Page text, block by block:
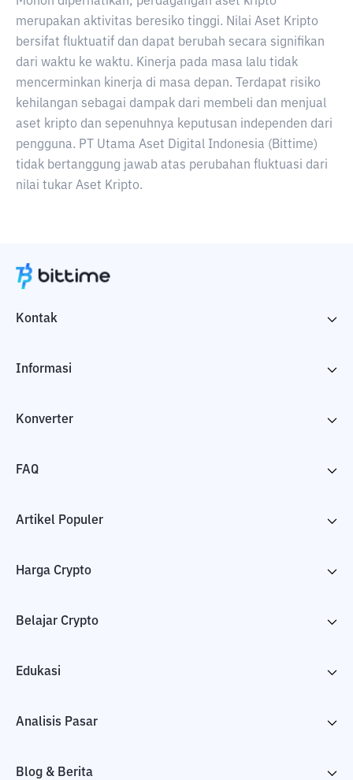
merupakan aktivitas beresiko tinggi. Nilai Aset Kripto
bersifat fluktuatif dan dapat berubah secara signifikan
dari waktu ke waktu. Kinerja pada masa lalu tidak
mencerminkan kinerja di masa depan. Terdapat risiko
kehilangan sebagai dampak dari membeli dan menjual
aset kripto dan sepenuhnya keputusan independen dari
pengguna. PT Utama Aset Digital Indonesia (Bittime)
tidak bertanggung jawab atas perubahan fluktuasi dari
nilai tukar Aset Kripto.
Kontak
Informasi
Konverter
FAQ
Artikel Populer
Harga Crypto
Belajar Crypto
Edukasi
Analisis Pasar
Blog & Berita